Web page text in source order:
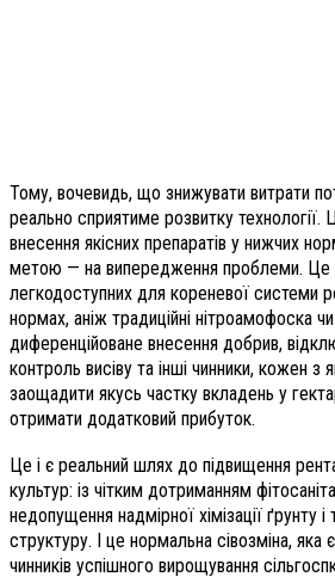
Тому, вочевидь, що знижувати витрати
реально сприятиме розвитку технології.
внесення якісних препаратів у нижчих
метою — на випередження проблеми. Це
легкодоступних для кореневої системи
нормах, аніж традиційні нітроамофоска
диференційоване внесення добрив,
контроль висіву та інші чинники, кожен з
заощадити якусь частку вкладень у
отримати додатковий прибуток.
Це і є реальний шлях до підвищення
культур: із чітким дотриманням
недопущення надмірної хімізації ґрунту
структуру. І це нормальна сівозміна, яка
чинників успішного вирощування